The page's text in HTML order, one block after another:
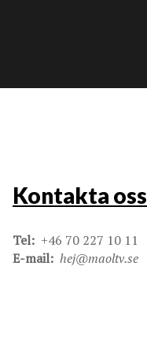
Kontakta oss
Tel: +46 70 227 10 11
E-mail: hej@maoltv.se